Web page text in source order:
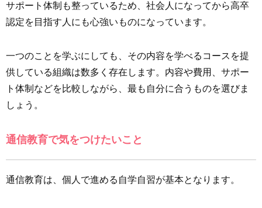
サポート体制も整っているため、社会人になってから高卒
認定を目指す人にも心強いものになっています。
一つのことを学ぶにしても、その内容を学べるコースを提
供している組織は数多く存在します。内容や費用、サポー
ト体制などを比較しながら、最も自分に合うものを選びま
しょう。
通信教育で気をつけたいこと
通信教育は、個人で進める自学自習が基本となります。